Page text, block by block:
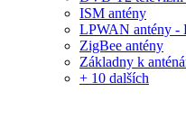
ISM antény
LPWAN antény -
ZigBee antény
Základny k
+ 10 dalších